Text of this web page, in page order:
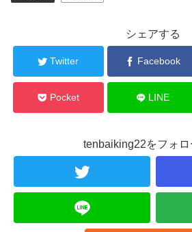
シェアする
Twitter Facebook
Pocket LINE
tenbaiking22をフォロ